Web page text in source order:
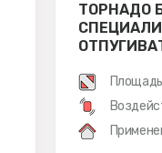
ТОРНАДО